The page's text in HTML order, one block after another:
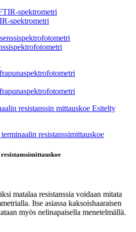
spektrometri
matalaa resistanssia voidaan mitata
Itse asiassa kaksoishaaraisen
myös nelinapaisella menetelmällä.